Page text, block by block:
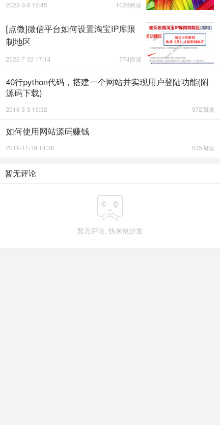
1028阅读
2023-3-8 19:45
[点微]微信平台如何设置淘宝IP库限
制地区
774阅读
2022-7-22 17:14
40行python代码，搭建一个网站并实现用户登陆功能(附
源码下载)
972阅读
2018-3-3 16:32
如何使用网站源码赚钱
535阅读
2019-11-19 14:36
暂无评论

暂无评论, 快来抢沙发